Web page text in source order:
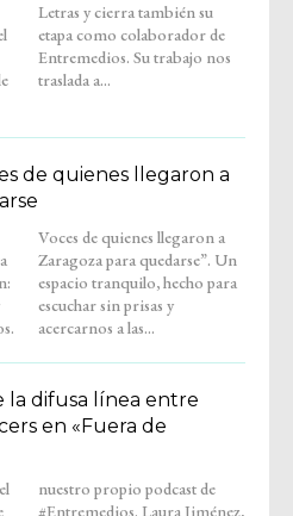
traslada a...
de quienes llegaron a
acercarnos a las...
la difusa línea entre
en «Fuera de